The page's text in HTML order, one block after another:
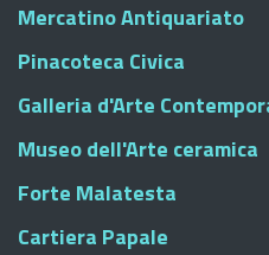
Mercatino Antiquariato
Pinacoteca Civica
Galleria d'Arte
Museo dell'Arte ceramica
Forte Malatesta
Cartiera Papale